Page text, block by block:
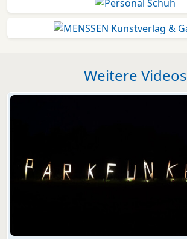
Weitere Videos